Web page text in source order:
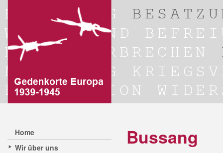
Home
Wir über uns
Bussang